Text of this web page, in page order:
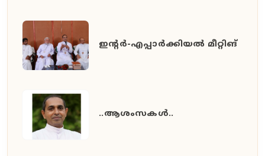
ഇൻ്റർ-എപ്പാർക്കിയൽ മീറ്റിങ്
..ആശംസകൾ..